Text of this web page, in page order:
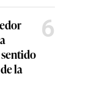
la
6